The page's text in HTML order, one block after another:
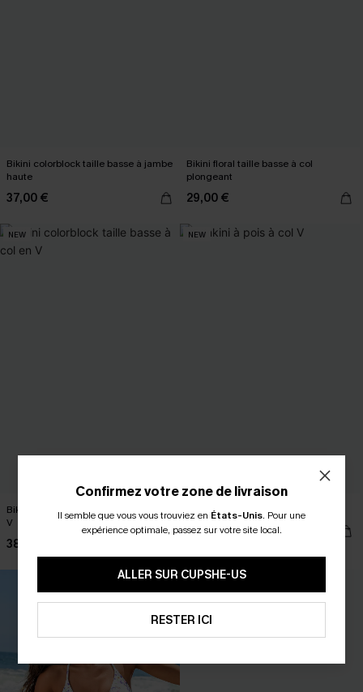
Bikini colorblock taille basse à jambe
haute
37,00 €
Bikini floral taille basse à col
plongeant
29,00 €
NEW
Bikini colorblock taille basse à col en
V
38,00 €
NEW
Tankini à pois à col V
42,00 €
Confirmez votre zone de livraison
Il semble que vous vous trouviez en États-Unis. Pour une
expérience optimale, passez sur votre site local.
ALLER SUR CUPSHE-US
RESTER ICI